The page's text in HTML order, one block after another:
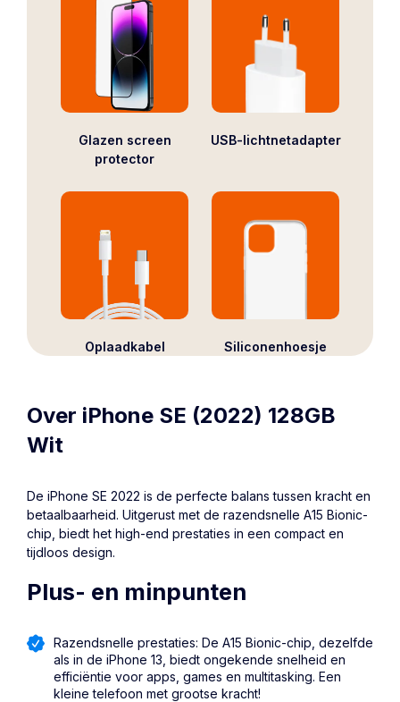
Glazen screen
protector
USB-lichtnetadapter
Oplaadkabel Siliconenhoesje
Over iPhone SE (2022) 128GB
Wit
De iPhone SE 2022 is de perfecte balans tussen kracht en
betaalbaarheid. Uitgerust met de razendsnelle A15 Bionic-
chip, biedt het high-end prestaties in een compact en
tijdloos design.
Plus- en minpunten
Razendsnelle prestaties: De A15 Bionic-chip, dezelfde
als in de iPhone 13, biedt ongekende snelheid en
efficiëntie voor apps, games en multitasking. Een
kleine telefoon met grootse kracht!